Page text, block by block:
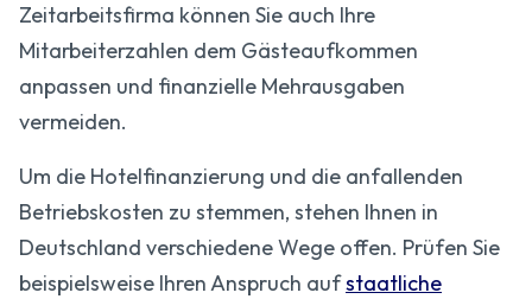
Zeitarbeitsfirma können Sie auch Ihre
Mitarbeiterzahlen dem Gästeaufkommen
anpassen und finanzielle Mehrausgaben
vermeiden.
Um die Hotelfinanzierung und die anfallenden
Betriebskosten zu stemmen, stehen Ihnen in
Deutschland verschiedene Wege offen. Prüfen Sie
beispielsweise Ihren Anspruch aufstaatliche